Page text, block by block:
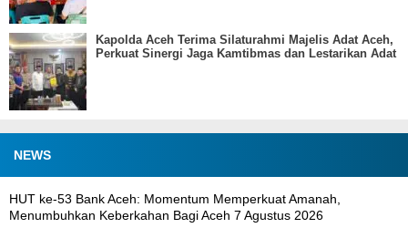
Kapolda Aceh Terima Silaturahmi Majelis Adat Aceh,
Perkuat Sinergi Jaga Kamtibmas dan Lestarikan Adat
NEWS
HUT ke-53 Bank Aceh: Momentum Memperkuat Amanah,
Menumbuhkan Keberkahan Bagi Aceh 7 Agustus 2026